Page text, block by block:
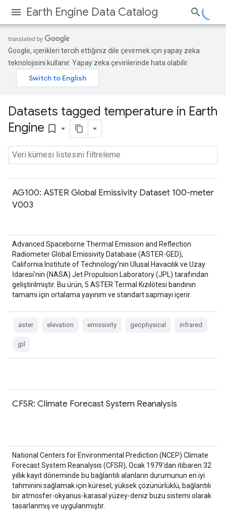
Earth Engine Data Catalog
Google, içerikleri tercih ettiğiniz dile çevirmek için yapay zeka
teknolojisini kullanır. Yapay zeka çevirilerinde hata olabilir.
Datasets tagged temperature in Earth
Engine bookmark_border
AG100: ASTER Global Emissivity Dataset 100-meter
V003
Advanced Spaceborne Thermal Emission and Reflection
Radiometer Global Emissivity Database (ASTER-GED),
California Institute of Technology'nin Ulusal Havacılık ve Uzay
İdaresi'nin (NASA) Jet Propulsion Laboratory (JPL) tarafından
geliştirilmiştir. Bu ürün, 5 ASTER Termal Kızılötesi bandının
tamamı için ortalama yayınım ve standart sapmayı içerir.
aster elevation emissivity geophysical infrared
jpl
CFSR: Climate Forecast System Reanalysis
National Centers for Environmental Prediction (NCEP) Climate
Forecast System Reanalysis (CFSR), Ocak 1979'dan itibaren 32
yıllık kayıt döneminde bu bağlantılı alanların durumunun en iyi
tahminini sağlamak için küresel, yüksek çözünürlüklü, bağlantılı
bir atmosfer-okyanus-karasal yüzey-deniz buzu sistemi olarak
tasarlanmış ve uygulanmıştır.